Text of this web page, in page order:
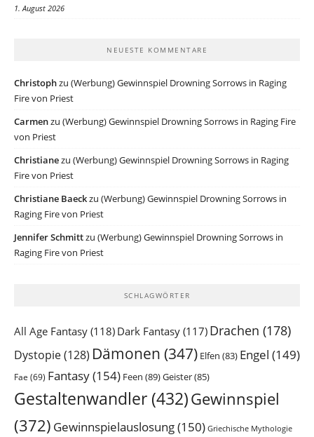
1. August 2026
NEUESTE KOMMENTARE
Christophzu (Werbung) Gewinnspiel Drowning Sorrows in Raging
Fire von Priest
Carmenzu (Werbung) Gewinnspiel Drowning Sorrows in Raging Fire
von Priest
Christianezu (Werbung) Gewinnspiel Drowning Sorrows in Raging
Fire von Priest
Christiane Baeckzu (Werbung) Gewinnspiel Drowning Sorrows in
Raging Fire von Priest
Jennifer Schmittzu (Werbung) Gewinnspiel Drowning Sorrows in
Raging Fire von Priest
SCHLAGWÖRTER
All Age Fantasy (118) Dark Fantasy (117) Drachen (178)
Dystopie(128) Dämonen (347) Elfen (83) Engel (149)
Fae (69) Fantasy(154) Feen (89)Geister(85)
Gestaltenwandler (432)Gewinnspiel
(372) Gewinnspielauslosung(150) Griechische Mythologie